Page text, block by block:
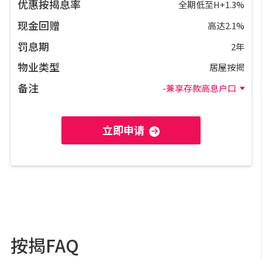
工商铺按揭计算
印花税计算
公司动态
优惠按揭息率 全期低至H+1.3%
现金回赠 高达2.1%
罚息期 2年
物业类型 居屋按揭
备注 -兼享存款高息户口
立即申请
按揭FAQ